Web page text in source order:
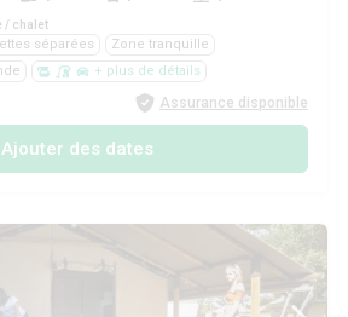
/ chalet
séparées
Zone tranquille
+ plus de détails
Assurance disponible
Ajouter des dates